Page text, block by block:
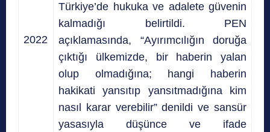
2022
Türkiye’de hukuka ve adalete güvenin
kalmadığı belirtildi. PEN
açıklamasında, “Ayırımcılığın doruğa
çıktığı ülkemizde, bir haberin yalan
olup olmadığına; hangi haberin
hakikati yansıtıp yansıtmadığına kim
nasıl karar verebilir” denildi ve sansür
yasasıyla düşünce ve ifade